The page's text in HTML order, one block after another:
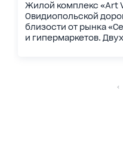
Жилой комплекс «Art
Овидиопольской
близости от рынка
и гипермаркетов.